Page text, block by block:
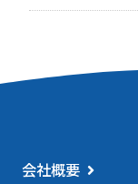
会社概要